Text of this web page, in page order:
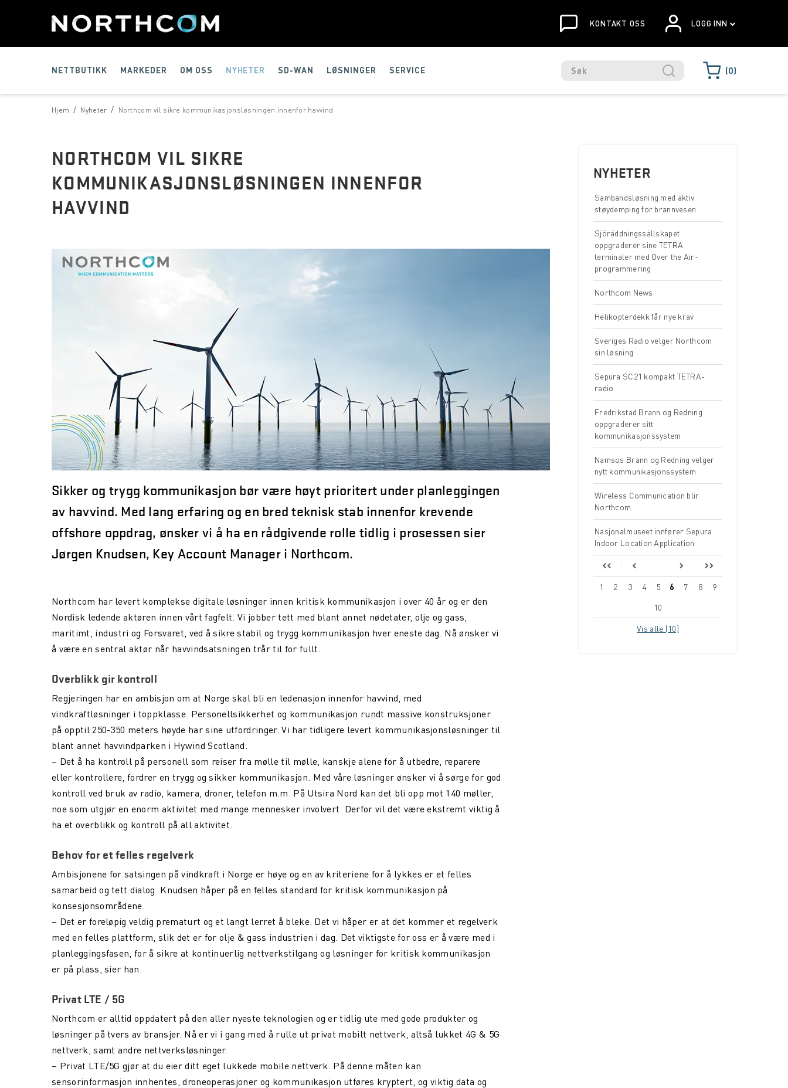
KONTAKT OSS LOGG INN
NETTBUTIKK MARKEDER OM OSS NYHETER SD-WAN LØSNINGER SERVICE 0
/
Hjem /
Nyheter Northcom vil sikre kommunikasjonsløsningen innenfor havvind
NYHETER
Sambandsløsning med aktiv
støydemping for brannvesen
Sjöräddningssällskapet
oppgraderer sine TETRA
terminaler med Over the Air-
programmering
Northcom News
Helikopterdekk får nye krav
Sveriges Radio velger Northcom
sin løsning
Sepura SC21 kompakt TETRA-
radio
Fredrikstad Brann og Redning
oppgraderer sitt
kommunikasjonssystem
Namsos Brann og Redning velger
nytt kommunikasjonssystem
Wireless Communication blir
Northcom
Nasjonalmuseet innfører Sepura
Indoor Location Application
1 2 3 4 5 6 7 8 9
10
Vis alle (10)
NORTHCOM VIL SIKRE
KOMMUNIKASJONSLØSNINGEN INNENFOR
HAVVIND
Sikker og trygg kommunikasjon bør være høyt prioritert under planleggingen
av havvind. Med lang erfaring og en bred teknisk stab innenfor krevende
offshore oppdrag, ønsker vi å ha en rådgivende rolle tidlig i prosessen sier
Jørgen Knudsen, Key Account Manager i Northcom.
Northcom har levert komplekse digitale løsninger innen kritisk kommunikasjon i over 40 år og er den
Nordisk ledende aktøren innen vårt fagfelt. Vi jobber tett med blant annet nødetater, olje og gass,
maritimt, industri og Forsvaret, ved å sikre stabil og trygg kommunikasjon hver eneste dag. Nå ønsker vi
å være en sentral aktør når havvindsatsningen trår til for fullt.
Overblikk gir kontroll
Regjeringen har en ambisjon om at Norge skal bli en ledenasjon innenfor havvind, med
vindkraftløsninger i toppklasse. Personellsikkerhet og kommunikasjon rundt massive konstruksjoner
på opptil 250-350 meters høyde har sine utfordringer. Vi har tidligere levert kommunikasjonsløsninger til
blant annet havvindparken i Hywind Scotland.
– Det å ha kontroll på personell som reiser fra mølle til mølle, kanskje alene for å utbedre, reparere
eller kontrollere, fordrer en trygg og sikker kommunikasjon. Med våre løsninger ønsker vi å sørge for god
kontroll ved bruk av radio, kamera, droner, telefon m.m. På Utsira Nord kan det bli opp mot 140 møller,
noe som utgjør en enorm aktivitet med mange mennesker involvert. Derfor vil det være ekstremt viktig å
ha et overblikk og kontroll på all aktivitet.
Behov for et felles regelverk
Ambisjonene for satsingen på vindkraft i Norge er høye og en av kriteriene for å lykkes er et felles
samarbeid og tett dialog. Knudsen håper på en felles standard for kritisk kommunikasjon på
konsesjonsområdene.
– Det er foreløpig veldig prematurt og et langt lerret å bleke. Det vi håper er at det kommer et regelverk
med en felles plattform, slik det er for olje & gass industrien i dag. Det viktigste for oss er å være med i
planleggingsfasen, for å sikre at kontinuerlig nettverkstilgang og løsninger for kritisk kommunikasjon
er på plass, sier han.
Privat LTE / 5G
Northcom er alltid oppdatert på den aller nyeste teknologien og er tidlig ute med gode produkter og
løsninger på tvers av bransjer. Nå er vi i gang med å rulle ut privat mobilt nettverk, altså lukket 4G & 5G
nettverk, samt andre nettverksløsninger.
– Privat LTE/5G gjør at du eier ditt eget lukkede mobile nettverk. På denne måten kan
sensorinformasjon innhentes, droneoperasjoner og kommunikasjon utføres kryptert, og viktig data og